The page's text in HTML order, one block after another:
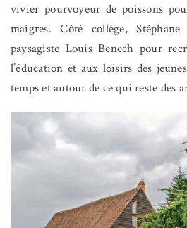
vivier pourvoyeur de poissons
maigres. Côté collège,
paysagiste Louis Benech pour
l’éducation et aux loisirs des
temps et autour de ce qui reste des